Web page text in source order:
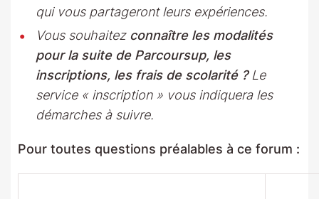
qui vous partageront leurs expériences.
Vous souhaitez connaître les modalités
pour la suite de Parcoursup, les
inscriptions, les frais de scolarité ?Le
service « inscription » vous indiquera les
démarches à suivre.
Pour toutes questions préalables à ce forum :